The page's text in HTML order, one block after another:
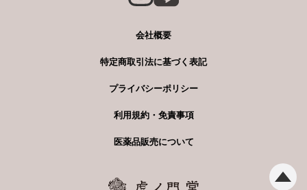
会社概要
特定商取引法に基づく表記
プライバシーポリシー
利用規約・免責事項
医薬品販売について